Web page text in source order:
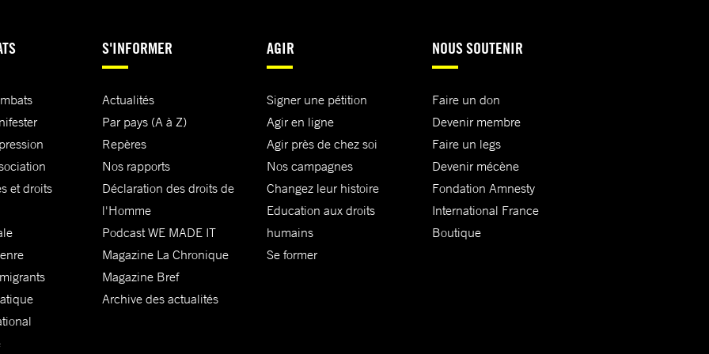
en
d’au
et
genre, la
et les
et droits
S'INFORMER
Actualités
Par pays (A à Z)
Repères
Nos rapports
Déclaration des droits de
l'Homme
Podcast WE MADE IT
Magazine La Chronique
Magazine Bref
Archive des actualités
AGIR
Signer une pétition
Agir en ligne
Agir près de chez soi
Nos campagnes
Changez leur histoire
Education aux droits
humains
Se former
NOUS SOUTENIR
Faire un don
Devenir membre
Faire un legs
Devenir mécène
Fondation Amnesty
International France
Boutique